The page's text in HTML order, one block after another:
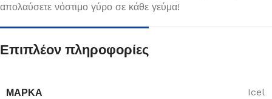
απολαύσετε νόστιμο γύρο σε κάθε γεύμα!
Επιπλέον πληροφορίες
ΜΆΡΚΑ Icel